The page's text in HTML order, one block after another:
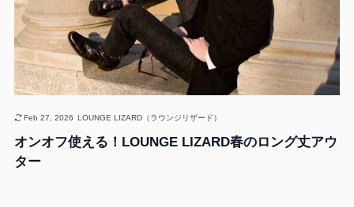
オンオフ使える！LOUNGE LIZARD春のロング丈アウ
ター
Feb 27, 2026 LOUNGE LIZARD（ラウンジリザード）